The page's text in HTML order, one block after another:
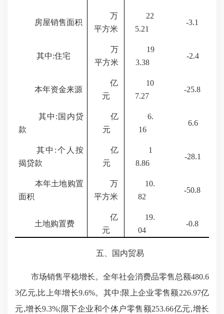
房屋销售面积
万
平方米
22
5.21
-3.1
其中:住宅
万
平方米
19
3.38
-2.4
本年资金来源
亿
元
10
7.27
-25.8
其中:国内贷
款
亿
元
6.
16
6.6
其中:个人按
揭贷款
亿
元
1
8.86
-28.1
本年土地购置
面积
万
平方米
10.
82
-50.8
土地购置费
亿
元
19.
04
-0.8
五、国内贸易
市场销售平稳增长。全年社会消费品零售总额480.6
3亿元,比上年增长9.6%。其中:限上企业零售额226.97亿
元,增长9.3%;限下企业和个体户零售额253.66亿元,增长